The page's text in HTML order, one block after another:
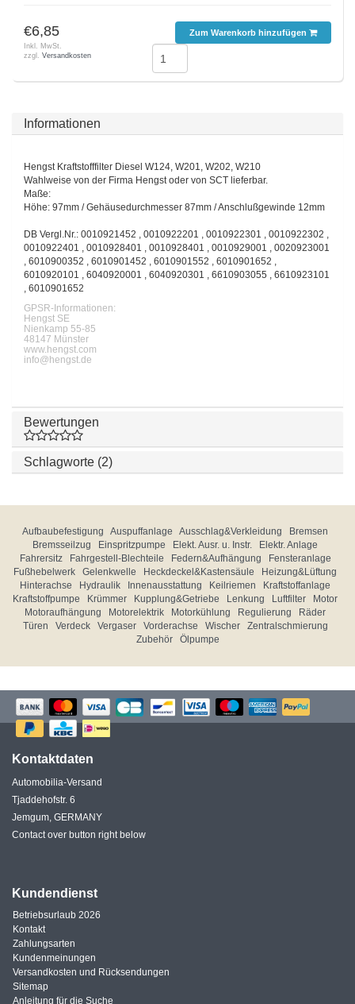
€6,85
Inkl. MwSt.
zzgl. Versandkosten
Zum Warenkorb hinzufügen
Informationen
Hengst Kraftstofffilter Diesel W124, W201, W202, W210
Wahlweise von der Firma Hengst oder von SCT lieferbar.
Maße:
Höhe: 97mm / Gehäusedurchmesser 87mm / Anschlußgewinde 12mm
DB Vergl.Nr.: 0010921452 , 0010922201 , 0010922301 , 0010922302 ,
0010922401 , 0010928401 , 0010928401 , 0010929001 , 0020923001
, 6010900352 , 6010901452 , 6010901552 , 6010901652 ,
6010920101 , 6040920001 , 6040920301 , 6610903055 , 6610923101
, 6010901652
GPSR-Informationen:
Hengst SE
Nienkamp 55-85
48147 Münster
www.hengst.com
info@hengst.de
Bewertungen
Schlagworte (2)
Aufbaubefestigung Auspuffanlage Ausschlag&Verkleidung
Bremsen
Bremsseilzug
Einspritzpumpe Elekt. Ausr. u. Instr.
Elektr. Anlage
Fahrersitz
Fahrgestell-Blechteile Federn&Aufhängung
Fensteranlage
Fußhebelwerk
Gelenkwelle Heckdeckel&Kastensäule
Heizung&Lüftung
Hinterachse
Hydraulik Innenausstattung Keilriemen
Kraftstoffanlage
Kraftstoffpumpe
Krümmer Kupplung&Getriebe Lenkung Luftfilter
Motor
Motoraufhängung
Motorelektrik Motorkühlung Regulierung
Räder
Türen
Verdeck Vergaser Vorderachse Wischer
Zentralschmierung
Zubehör
Ölpumpe
Kontaktdaten
Automobilia-Versand
Tjaddehofstr. 6
Jemgum, GERMANY
Contact over button right below
Kundendienst
Betriebsurlaub 2026
Kontakt
Zahlungsarten
Kundenmeinungen
Versandkosten und Rücksendungen
Sitemap
Anleitung für die Suche